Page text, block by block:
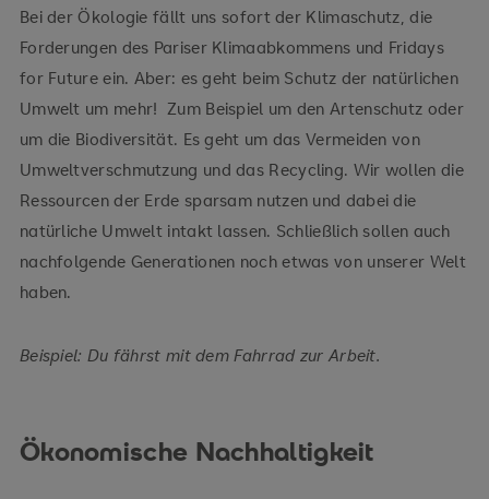
Bei der Ökologie fällt uns sofort der Klimaschutz, die
Forderungen des Pariser Klimaabkommens und Fridays
for Future ein. Aber: es geht beim Schutz der natürlichen
Umwelt um mehr! Zum Beispiel um den Artenschutz oder
um die Biodiversität. Es geht um das Vermeiden von
Umweltverschmutzung und das Recycling. Wir wollen die
Ressourcen der Erde sparsam nutzen und dabei die
natürliche Umwelt intakt lassen. Schließlich sollen auch
nachfolgende Generationen noch etwas von unserer Welt
haben.
Beispiel: Du fährst mit dem Fahrrad zur Arbeit.
Ökonomische Nachhaltigkeit